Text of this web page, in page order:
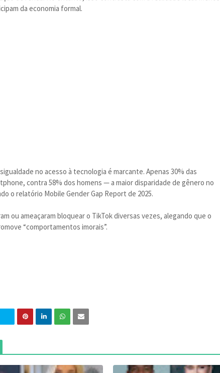
da economia formal.
no acesso à tecnologia é marcante. Apenas 30% das
contra 58% dos homens — a maior disparidade de gênero no
o relatório Mobile Gender Gap Report de 2025.
ou ameaçaram bloquear o TikTok diversas vezes, alegando que o
“comportamentos imorais”.